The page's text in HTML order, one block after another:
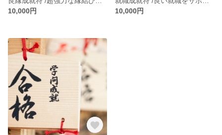
10,000円
10,000円